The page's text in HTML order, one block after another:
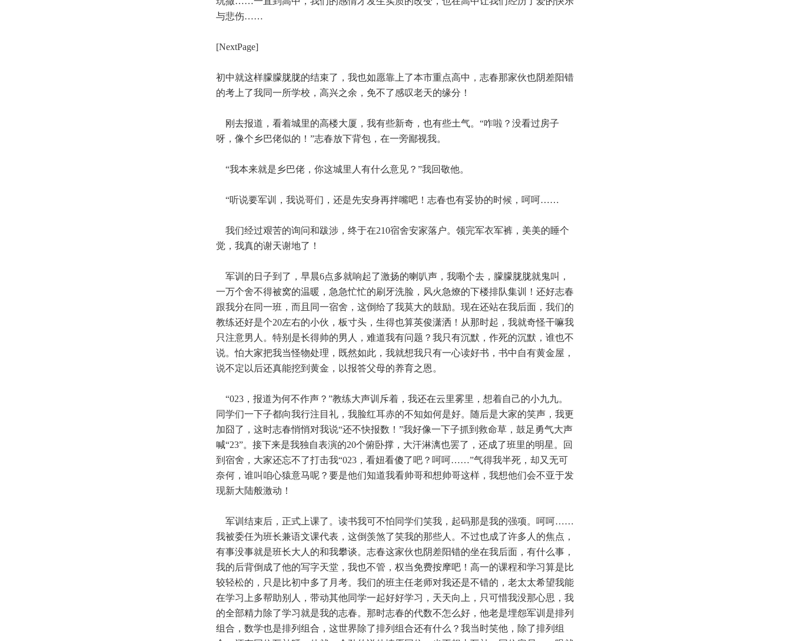
与悲伤……
[NextPage]
初中就这样朦朦胧胧的结束了，我也如愿靠上了本市重点高中，志春那家伙也阴差阳错
的考上了我同一所学校，高兴之余，免不了感叹老天的缘分！
刚去报道，看着城里的高楼大厦，我有些新奇，也有些土气。“咋啦？没看过房子
呀，像个乡巴佬似的！”志春放下背包，在一旁鄙视我。
“我本来就是乡巴佬，你这城里人有什么意见？”我回敬他。
“听说要军训，我说哥们，还是先安身再拌嘴吧！志春也有妥协的时候，呵呵……
我们经过艰苦的询问和跋涉，终于在210宿舍安家落户。领完军衣军裤，美美的睡个
觉，我真的谢天谢地了！
军训的日子到了，早晨6点多就响起了激扬的喇叭声，我嘞个去，朦朦胧胧就鬼叫，
一万个舍不得被窝的温暖，急急忙忙的刷牙洗脸，风火急燎的下楼排队集训！还好志春
跟我分在同一班，而且同一宿舍，这倒给了我莫大的鼓励。现在还站在我后面，我们的
教练还好是个20左右的小伙，板寸头，生得也算英俊潇洒！从那时起，我就奇怪干嘛我
只注意男人。特别是长得帅的男人，难道我有问题？我只有沉默，作死的沉默，谁也不
说。怕大家把我当怪物处理，既然如此，我就想我只有一心读好书，书中自有黄金屋，
说不定以后还真能挖到黄金，以报答父母的养育之恩。
“023，报道为何不作声？”教练大声训斥着，我还在云里雾里，想着自己的小九九。
同学们一下子都向我行注目礼，我脸红耳赤的不知如何是好。随后是大家的笑声，我更
加囧了，这时志春悄悄对我说“还不快报数！”我好像一下子抓到救命草，鼓足勇气大声
喊“23”。接下来是我独自表演的20个俯卧撑，大汗淋漓也罢了，还成了班里的明星。回
到宿舍，大家还忘不了打击我“023，看妞看傻了吧？呵呵……”气得我半死，却又无可
奈何，谁叫咱心猿意马呢？要是他们知道我看帅哥和想帅哥这样，我想他们会不亚于发
现新大陆般激动！
军训结束后，正式上课了。读书我可不怕同学们笑我，起码那是我的强项。呵呵……
我被委任为班长兼语文课代表，这倒羡煞了笑我的那些人。不过也成了许多人的焦点，
有事没事就是班长大人的和我攀谈。志春这家伙也阴差阳错的坐在我后面，有什么事，
我的后背倒成了他的写字天堂，我也不管，权当免费按摩吧！高一的课程和学习算是比
较轻松的，只是比初中多了月考。我们的班主任老师对我还是不错的，老太太希望我能
在学习上多帮助别人，带动其他同学一起好好学习，天天向上，只可惜我没那心思，我
的全部精力除了学习就是我的志春。那时志春的代数不怎么好，他老是埋怨军训是排列
组合，数学也是排列组合，这世界除了排列组合还有什么？我当时笑他，除了排列组